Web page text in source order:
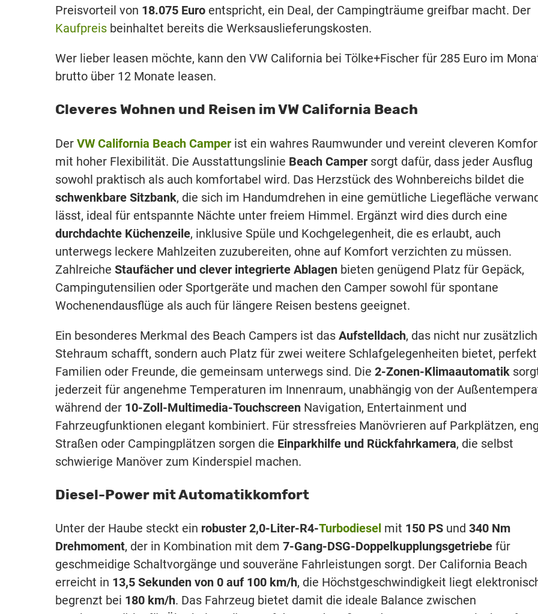
Preisvorteil von 18.075 Euro entspricht, ein Deal, der Campingträume greifbar macht. Der
Kaufpreis beinhaltet bereits die Werksauslieferungskosten.
Wer lieber leasen möchte, kann den VW California bei Tölke+Fischer für 285 Euro im
brutto über 12 Monate leasen.
Cleveres Wohnen und Reisen im VW California Beach
Der VW California Beach Camper ist ein wahres Raumwunder und vereint cleveren
mit hoher Flexibilität. Die Ausstattungslinie Beach Camper sorgt dafür, dass jeder Ausflug
sowohl praktisch als auch komfortabel wird. Das Herzstück des Wohnbereichs bildet die
schwenkbare Sitzbank, die sich im Handumdrehen in eine gemütliche Liegefläche
lässt, ideal für entspannte Nächte unter freiem Himmel. Ergänzt wird dies durch eine
durchdachte Küchenzeile, inklusive Spüle und Kochgelegenheit, die es erlaubt, auch
unterwegs leckere Mahlzeiten zuzubereiten, ohne auf Komfort verzichten zu müssen.
Zahlreiche Staufächer und clever integrierte Ablagen bieten genügend Platz für Gepäck,
Campingutensilien oder Sportgeräte und machen den Camper sowohl für spontane
Wochenendausflüge als auch für längere Reisen bestens geeignet.
Ein besonderes Merkmal des Beach Campers ist das Aufstelldach, das nicht nur
Stehraum schafft, sondern auch Platz für zwei weitere Schlafgelegenheiten bietet,
Familien oder Freunde, die gemeinsam unterwegs sind. Die 2-Zonen-Klimaautomatik
jederzeit für angenehme Temperaturen im Innenraum, unabhängig von der
während der 10-Zoll-Multimedia-Touchscreen Navigation, Entertainment und
Fahrzeugfunktionen elegant kombiniert. Für stressfreies Manövrieren auf Parkplätzen,
Straßen oder Campingplätzen sorgen die Einparkhilfe und Rückfahrkamera, die selbst
schwierige Manöver zum Kinderspiel machen.
Diesel-Power mit Automatikkomfort
Unter der Haube steckt ein robuster 2,0-Liter-R4-Turbodiesel mit 150 PS und 340 Nm
Drehmoment, der in Kombination mit dem 7-Gang-DSG-Doppelkupplungsgetriebe für
geschmeidige Schaltvorgänge und souveräne Fahrleistungen sorgt. Der California Beach
erreicht in 13,5 Sekunden von 0 auf 100 km/h, die Höchstgeschwindigkeit liegt
begrenzt bei 180 km/h. Das Fahrzeug bietet damit die ideale Balance zwischen